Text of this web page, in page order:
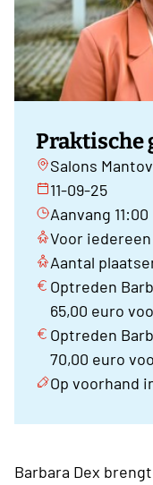
Praktische
Salons
11-09-25
Aanvang 11:00
Voor iedereen
Aantal
Optreden
65,00 euro
Optreden
70,00 euro
Op voorhand
Barbara Dex